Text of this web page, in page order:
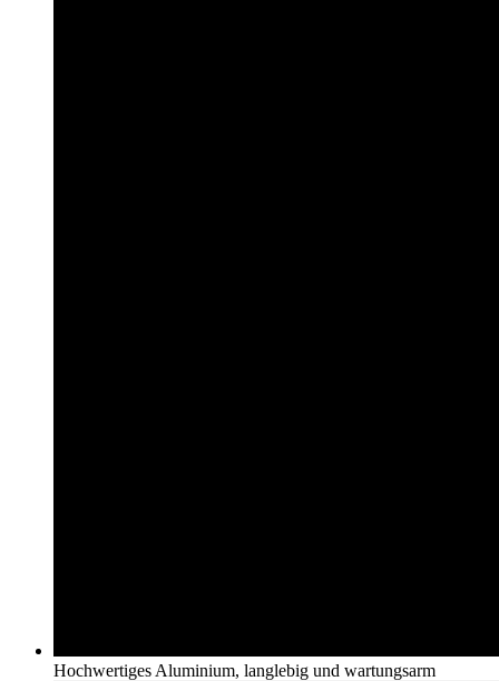
Hochwertiges Aluminium, langlebig und wartungsarm